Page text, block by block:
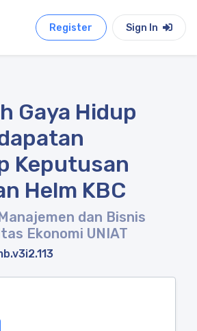
Register Sign In
Gaya Hidup
Keputusan
Helm KBC
dan Bisnis
Ekonomi UNIAT